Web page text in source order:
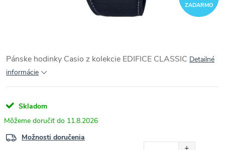
ZADARMO
Pánske hodinky Casio z kolekcie EDIFICE CLASSIC Detailné
informácie
Skladom
11.8.2026
Možnosti doručenia